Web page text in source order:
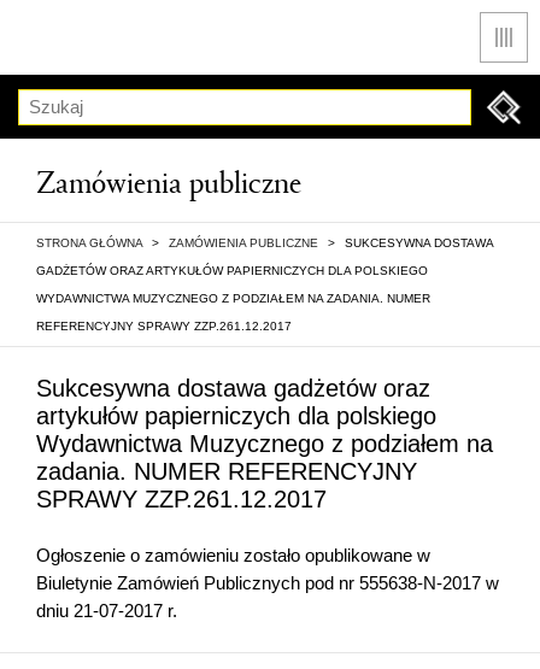
Szukaj
Zamówienia publiczne
STRONA GŁÓWNA > ZAMÓWIENIA PUBLICZNE > SUKCESYWNA DOSTAWA
GADŻETÓW ORAZ ARTYKUŁÓW PAPIERNICZYCH DLA POLSKIEGO
WYDAWNICTWA MUZYCZNEGO Z PODZIAŁEM NA ZADANIA. NUMER
REFERENCYJNY SPRAWY ZZP.261.12.2017
Sukcesywna dostawa gadżetów oraz
artykułów papierniczych dla polskiego
Wydawnictwa Muzycznego z podziałem na
zadania. NUMER REFERENCYJNY
SPRAWY ZZP.261.12.2017
Ogłoszenie o zamówieniu zostało opublikowane w
Biuletynie Zamówień Publicznych pod nr 555638-N-2017 w
dniu 21-07-2017 r.